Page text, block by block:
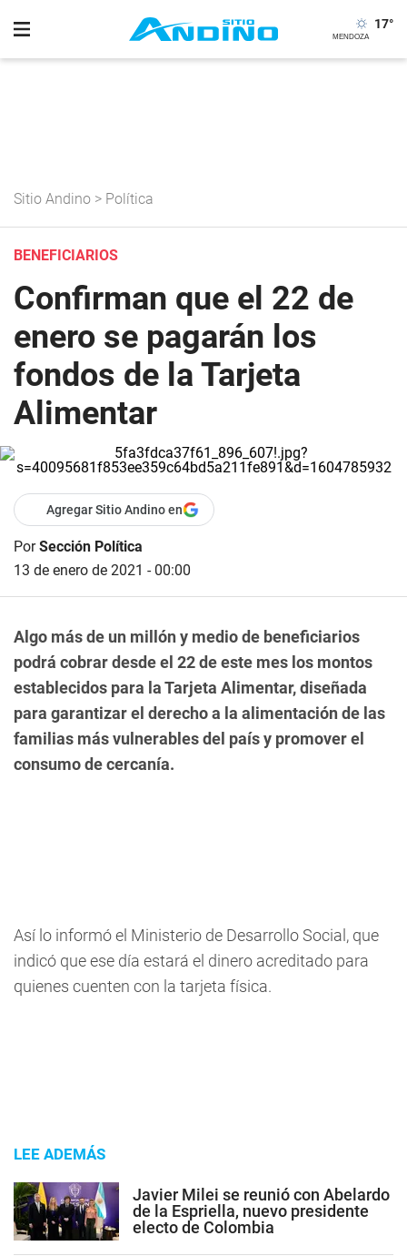
17°
Sitio Andino > Política
BENEFICIARIOS
Confirman que el 22 de
enero se pagarán los
fondos de la Tarjeta
Alimentar
Agregar Sitio Andino en
PorSección Política
13 de enero de 2021 - 00:00
Algo más de un millón y medio de beneficiarios
podrá cobrar desde el 22 de este mes los montos
establecidos para la Tarjeta Alimentar, diseñada
para garantizar el derecho a la alimentación de las
familias más vulnerables del país y promover el
consumo de cercanía.
Así lo informó el Ministerio de Desarrollo Social, que
indicó que ese día estará el dinero acreditado para
quienes cuenten con la tarjeta física.
LEE ADEMÁS
Javier Milei se reunió con Abelardo
de la Espriella, nuevo presidente
electo de Colombia